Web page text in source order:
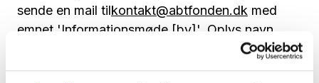
sende en mail tilkontakt@abtfonden.dk med
emnet 'Informationsmøde [by]'. Oplys navn,
stilling, arbejdsplads, adresse, telefonnummer
og e-mailadresse på alle deltagere.